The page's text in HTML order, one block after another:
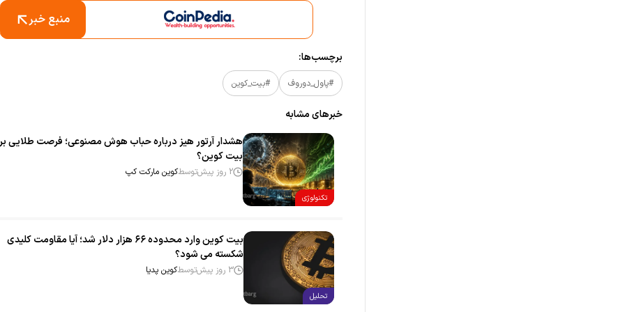
منبع خبر
برچسب‌ها:
#پاول_دوروف #بیت_کوین
خبر‌های مشابه
تکنولوژی
هشدار آرتور هیز درباره حباب هوش مصنوعی؛ فرصت طلایی
بیت‌ کوین؟
2 روز پیش توسطکوین مارکت کپ
تحلیل
بیت‌ کوین وارد محدوده ۶۶ هزار دلار شد؛ آیا مقاومت کلیدی
شکسته می‌ شود؟
3 روز پیش توسطکوین پدیا